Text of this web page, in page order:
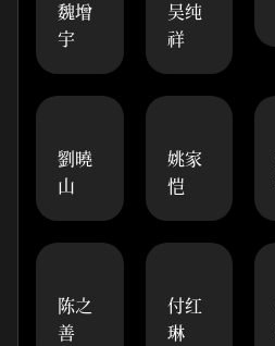
魏增
宇
吴纯
祥
劉曉
山
姚家
恺
陈之
善
付红
琳